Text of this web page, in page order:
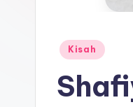
Posted
Kisah